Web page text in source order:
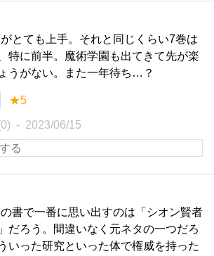
とても上手。それと同じくらい7巻は
特に前半。魔術学園も出てきて先が楽
うがない。また一年待ち…？
★5
2023/06/15
書で一番に思い出すのは「シオン賢者
だろう。間違いなく元ネタの一つだろ
いった研究といった体で権威を持った